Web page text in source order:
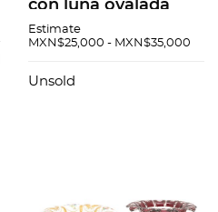
con luna ovalada
biselada Decorado
con motivos florales
Estimate
MXN$25,000 - MXN$35,000
Unsold